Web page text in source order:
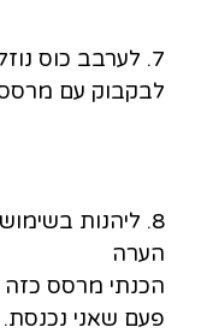
לבקבוק עם
8. ליהנות בשימוש השוטף
הערה
הכנתי מרסס כזה
פעם שאני נכנסת.